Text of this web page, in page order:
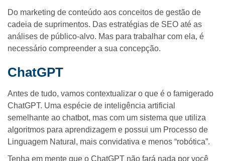
Do marketing de conteúdo aos conceitos de gestão de
cadeia de suprimentos. Das estratégias de SEO até as
análises de público-alvo. Mas para trabalhar com ela, é
necessário compreender a sua concepção.
ChatGPT
Antes de tudo, vamos contextualizar o que é o famigerado
ChatGPT. Uma espécie de inteligência artificial
semelhante ao chatbot, mas com um sistema que utiliza
algoritmos para aprendizagem e possui um Processo de
Linguagem Natural, mais convidativa e menos “robótica”.
Tenha em mente que o ChatGPT não fará nada por você